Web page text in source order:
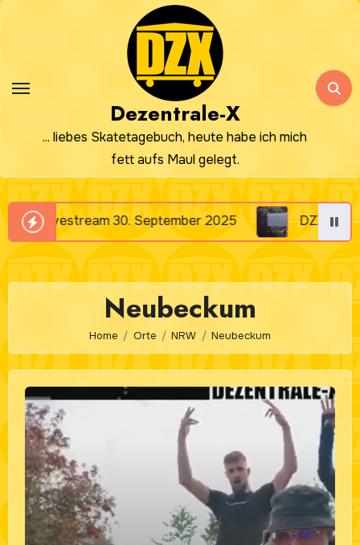
Dezentrale-X
... liebes Skatetagebuch, heute habe ich mich
fett aufs Maul gelegt.
2025 DZX Livestream 23. Sepember
Neubeckum
Home Orte NRW Neubeckum